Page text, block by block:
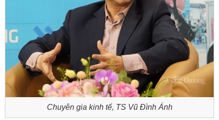
Chuyên gia kinh tế, TS Vũ Đình Ánh